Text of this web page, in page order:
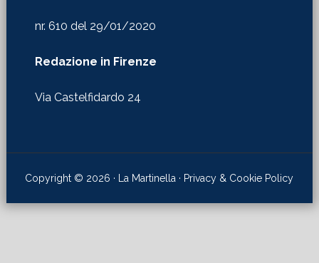
nr. 610 del 29/01/2020
Redazione in Firenze
Via Castelfidardo 24
Copyright © 2026 · La Martinella · Privacy & Cookie Policy